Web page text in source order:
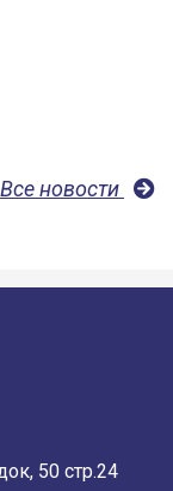
Все новости
50 стр.24